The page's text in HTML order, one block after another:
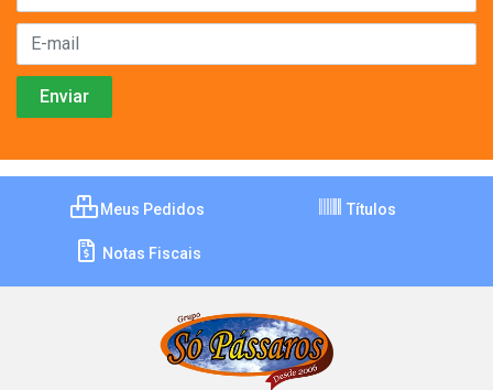
Meus Pedidos Títulos
Notas Fiscais